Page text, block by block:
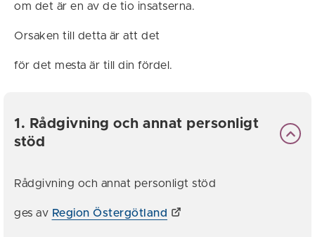
om det är en av de tio insatserna.
Orsaken till detta är att det
för det mesta är till din fördel.
1. Rådgivning och annat personligt
stöd
Rådgivning och annat personligt stöd
ges av Region Östergötland